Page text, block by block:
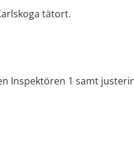
tätort.
Inspektören 1 samt